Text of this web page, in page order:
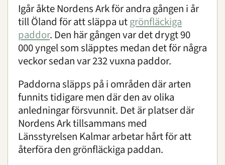
Igår åkte Nordens Ark för andra gången i år
till Öland för att släppa utgrönfläckiga
paddor. Den här gången var det drygt 90
000 yngel som släpptes medan det för några
veckor sedan var 232 vuxna paddor.
Paddorna släpps på i områden där arten
funnits tidigare men där den av olika
anledningar försvunnit. Det är platser där
Nordens Ark tillsammans med
Länsstyrelsen Kalmar arbetar hårt för att
återföra den grönfläckiga paddan.